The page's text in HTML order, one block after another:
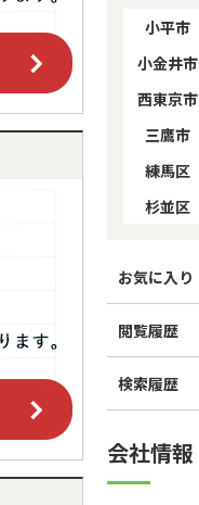
小平市
小金井市
西東京市
三鷹市
練馬区
杉並区
お気に入り
閲覧履歴
検索履歴
会社情報